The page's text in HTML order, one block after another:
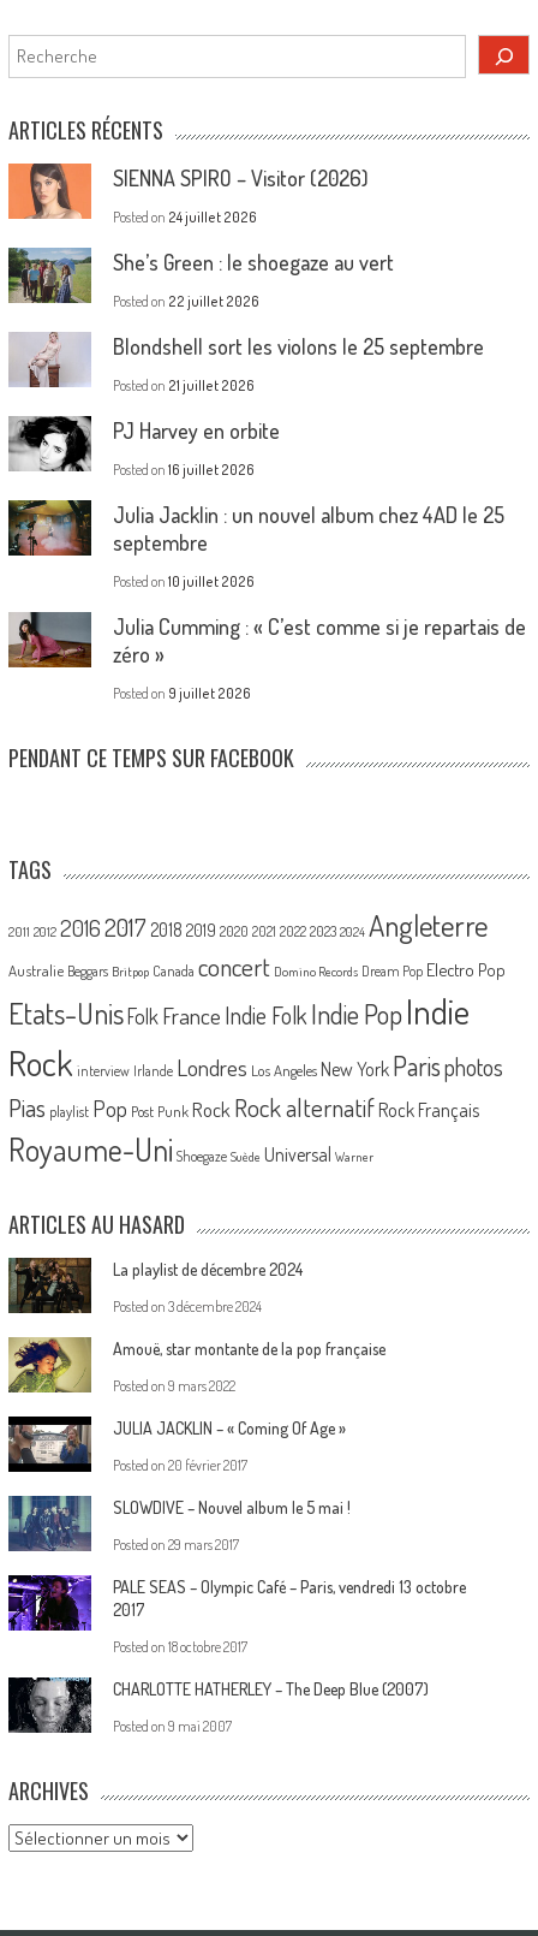
Rechercher
ARTICLES RÉCENTS
SIENNA SPIRO – Visitor (2026)
Posted on 24 juillet 2026
She’s Green : le shoegaze au vert
Posted on 22 juillet 2026
Blondshell sort les violons le 25 septembre
Posted on 21 juillet 2026
PJ Harvey en orbite
Posted on 16 juillet 2026
Julia Jacklin : un nouvel album chez 4AD le 25
septembre
Posted on 10 juillet 2026
Julia Cumming : « C’est comme si je repartais de
zéro »
Posted on 9 juillet 2026
PENDANT CE TEMPS SUR FACEBOOK
TAGS
2011 2012 20162017 2018 2019 2020 2021 2022 2023 2024 Angleterre
Australie Beggars Britpop Canada concert Domino Records Dream Pop Electro Pop
Etats-UnisFolk France Indie Folk Indie PopIndie
Rock interview Irlande Londres Los Angeles New York Parisphotos
Pias playlist Pop Post Punk Rock Rock alternatif Rock Français
Royaume-Uni Shoegaze Suède Universal Warner
ARTICLES AU HASARD
La playlist de décembre 2024
Posted on 3 décembre 2024
Amouë, star montante de la pop française
Posted on 9 mars 2022
JULIA JACKLIN – « Coming Of Age »
Posted on 20 février 2017
SLOWDIVE – Nouvel album le 5 mai !
Posted on 29 mars 2017
PALE SEAS – Olympic Café – Paris, vendredi 13 octobre
2017
Posted on 18 octobre 2017
CHARLOTTE HATHERLEY – The Deep Blue (2007)
Posted on 9 mai 2007
ARCHIVES
Archives